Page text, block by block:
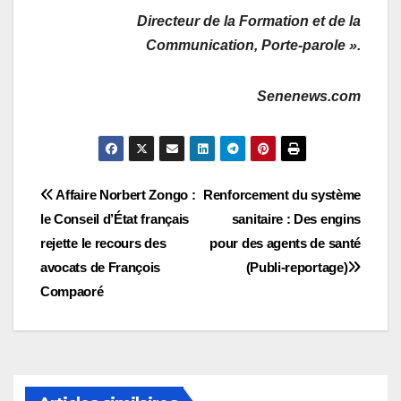
Directeur de la Formation et de la
Communication, Porte-parole ».
Senenews.com
Navigation
de
l’article
Renforcement du système
sanitaire : Des engins
pour des agents de santé
(Publi-reportage)
Affaire Norbert Zongo :
le Conseil d’État français
rejette le recours des
avocats de François
Compaoré